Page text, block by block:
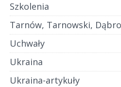
Szkolenia
Tarnów, Tarnowski,
Uchwały
Ukraina
Ukraina-artykuły